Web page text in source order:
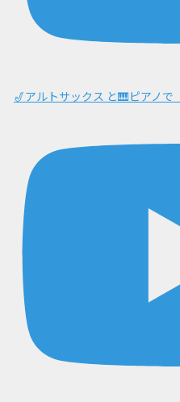
🎷アルトサックス と🎹ピアノで